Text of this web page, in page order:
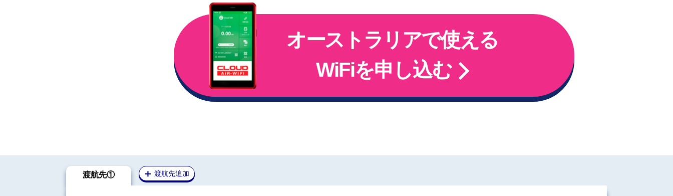
オーストラリアで使える
WiFiを申し込む
渡航先① ＋ 渡航先追加